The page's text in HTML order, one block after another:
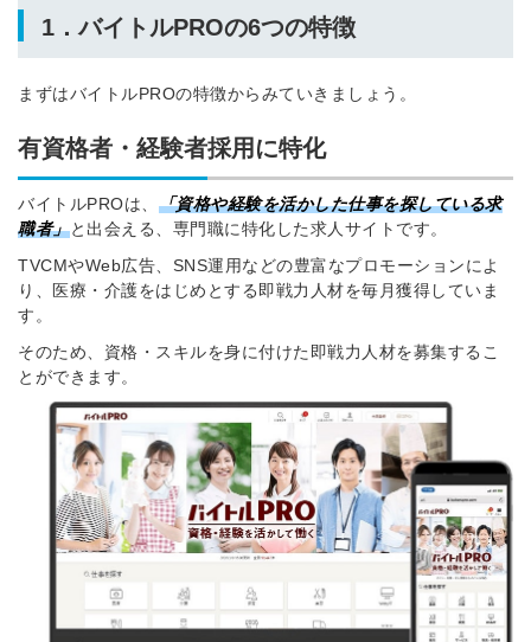
1．バイトルPROの6つの特徴
まずはバイトルPROの特徴からみていきましょう。
有資格者・経験者採用に特化
バイトルPROは、 「資格や経験を活かした仕事を探している求
職者」と出会える、専門職に特化した求人サイトです。
TVCMやWeb広告、SNS運用などの豊富なプロモーションによ
り、医療・介護をはじめとする即戦力人材を毎月獲得していま
す。
そのため、資格・スキルを身に付けた即戦力人材を募集するこ
とができます。